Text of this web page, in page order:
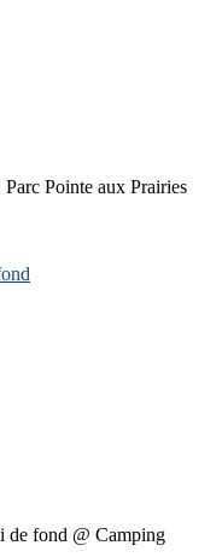
Parc Pointe aux Prairies
de fond @ Camping